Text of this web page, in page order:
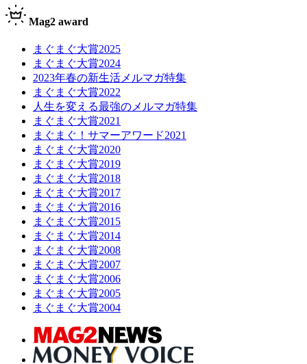
Mag2 award
まぐまぐ大賞2025
まぐまぐ大賞2024
2023年春の新生活メルマガ特集
まぐまぐ大賞2022
人生を変える最強のメルマガ特集
まぐまぐ大賞2021
まぐまぐ！サマーアワード2021
まぐまぐ大賞2020
まぐまぐ大賞2019
まぐまぐ大賞2018
まぐまぐ大賞2017
まぐまぐ大賞2016
まぐまぐ大賞2015
まぐまぐ大賞2014
まぐまぐ大賞2008
まぐまぐ大賞2007
まぐまぐ大賞2006
まぐまぐ大賞2005
まぐまぐ大賞2004